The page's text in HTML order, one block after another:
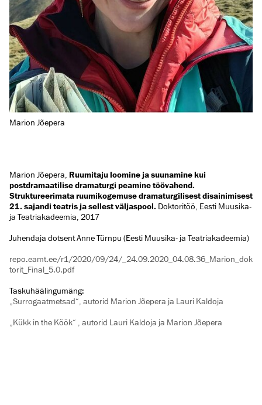
Marion Jõepera, Ruumitaju loomine ja suunamine kui
postdramaatilise dramaturgi peamine töövahend.
Struktureerimata ruumikogemuse dramaturgilisest disainimisest
21. sajandi teatris ja sellest väljaspool. Doktoritöö, Eesti Muusika-
ja Teatriakadeemia, 2017
Juhendaja dotsent Anne Türnpu (Eesti Muusika- ja Teatriakadeemia)
repo.eamt.ee/r1/2020/09/24/_24.09.2020_04.08.36_Marion_dok
torit_Final_5.0.pdf
Taskuhäälingumäng:
„Surrogaatmetsad“, autorid Marion Jõepera ja Lauri Kaldoja
„Kükk in the Köök“ , autorid Lauri Kaldoja ja Marion Jõepera